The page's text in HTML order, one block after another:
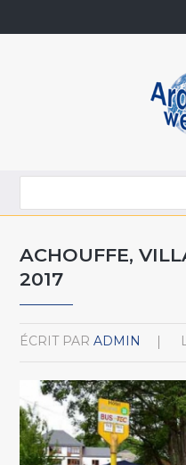
ACHOUFFE,
2017
ÉCRIT PAR ADMIN